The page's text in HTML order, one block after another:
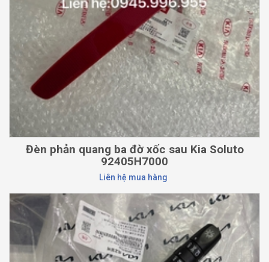
Đèn phản quang ba đờ xốc sau Kia Soluto
92405H7000
Liên hệ mua hàng